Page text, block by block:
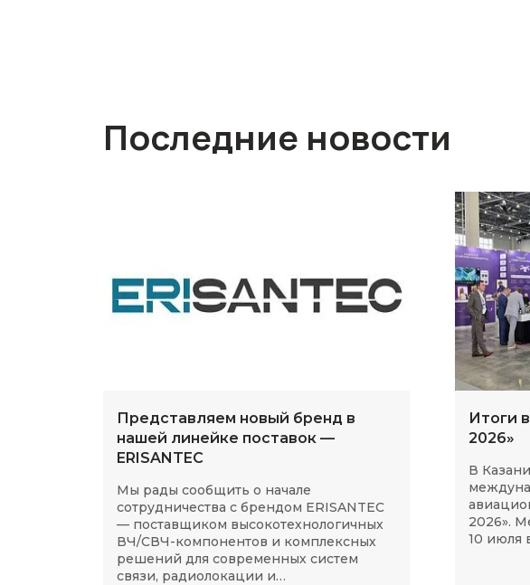
Последние новости
Представляем новый бренд в
нашей линейке поставок —
ERISANTEC
Мы рады сообщить о начале
сотрудничества с брендом ERISANTEC
— поставщиком высокотехнологичных
ВЧ/СВЧ-компонентов и комплексных
решений для современных систем
связи, радиолокации и
Итоги
2026»
В
2026».
10 июля